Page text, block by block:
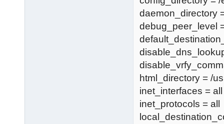
daemon_directory
debug_peer_level
html_directory = /
inet_interfaces = all
inet_protocols = all